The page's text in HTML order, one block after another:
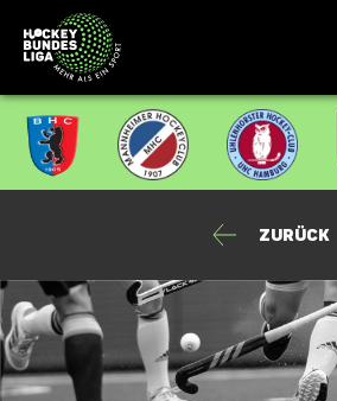
Zurück